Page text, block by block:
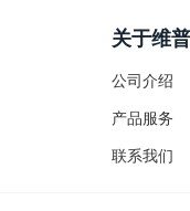
关于维普
公司介绍
产品服务
联系我们